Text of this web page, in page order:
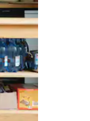
of swipen.